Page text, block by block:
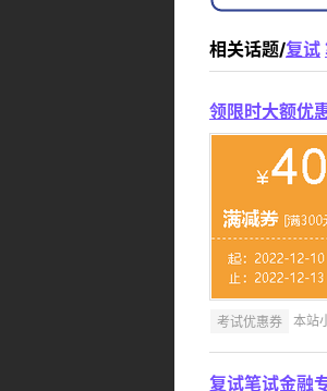
相关话题/复试
领限时大额优
考试优惠券 本站
复试笔试金融